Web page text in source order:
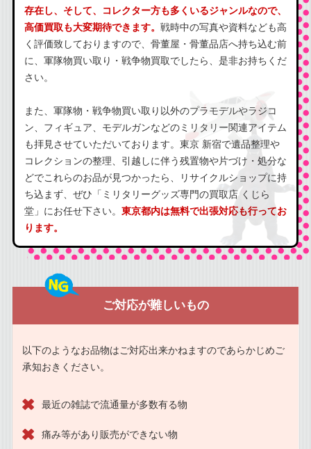
存在し、そして、コレクター方も多くいるジャンルなので、
高価買取も大変期待できます。 戦時中の写真や資料なども高
く評価致しておりますので、骨董屋・骨董品店へ持ち込む前
に、軍隊物買い取り・戦争物買取でしたら、是非お持ちくだ
さい。
また、軍隊物・戦争物買い取り以外のプラモデルやラジコ
ン、フィギュア、モデルガンなどのミリタリー関連アイテム
も拝見させていただいております。東京 新宿で遺品整理や
コレクションの整理、引越しに伴う残置物や片づけ・処分な
どでこれらのお品が見つかったら、リサイクルショップに持
ち込まず、ぜひ「ミリタリーグッズ専門の買取店 くじら
堂」にお任せ下さい。 東京都内は無料で出張対応も行ってお
ります。
ご対応が難しいもの
以下のようなお品物はご対応出来かねますのであらかじめご
承知おきください。
最近の雑誌で流通量が多数有る物
痛み等があり販売ができない物